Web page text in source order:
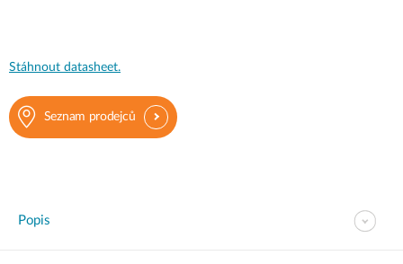
Stáhnout datasheet.
Seznam prodejců
Popis